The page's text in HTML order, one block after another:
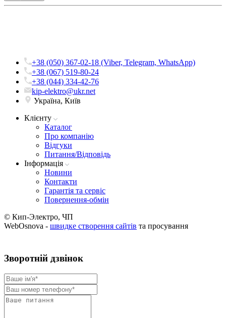
+38 (050) 367-02-18 (Viber, Telegram, WhatsApp)
+38 (067) 519-80-24
+38 (044) 334-42-76
kip-elektro@ukr.net
Україна, Київ
Клієнту
Каталог
Про компанію
Вiдгуки
Питання/Відповідь
Iнформацiя
Новини
Контакти
Гарантія та сервіс
Повернення-обмін
© Кип-Электро, ЧП
WebOsnova - швидке створення сайтів та просування
Зворотнiй дзвiнок